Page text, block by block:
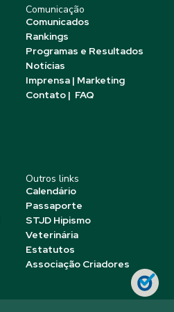
Comunicação
Comunicados
Rankings
Programas e Resultados
Notícias
Imprensa | Marketing
Contato | FAQ
Outros links
Calendário
Passaporte
STJD Hipismo
Veterinária
Estatutos
Associação Criadores